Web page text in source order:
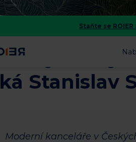
Staňte se
Stanislav
Moderní kanceláře v